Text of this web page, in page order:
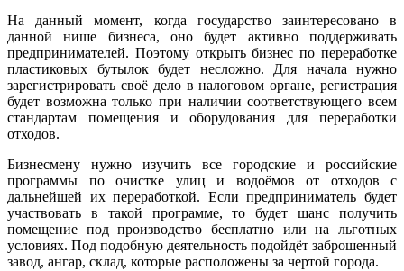
На данный момент, когда государство заинтересовано в
данной нише бизнеса, оно будет активно поддерживать
предпринимателей. Поэтому открыть бизнес по переработке
пластиковых бутылок будет несложно. Для начала нужно
зарегистрировать своё дело в налоговом органе, регистрация
будет возможна только при наличии соответствующего всем
стандартам помещения и оборудования для переработки
отходов.
Бизнесмену нужно изучить все городские и российские
программы по очистке улиц и водоёмов от отходов с
дальнейшей их переработкой. Если предприниматель будет
участвовать в такой программе, то будет шанс получить
помещение под производство бесплатно или на льготных
условиях. Под подобную деятельность подойдёт заброшенный
завод, ангар, склад, которые расположены за чертой города.